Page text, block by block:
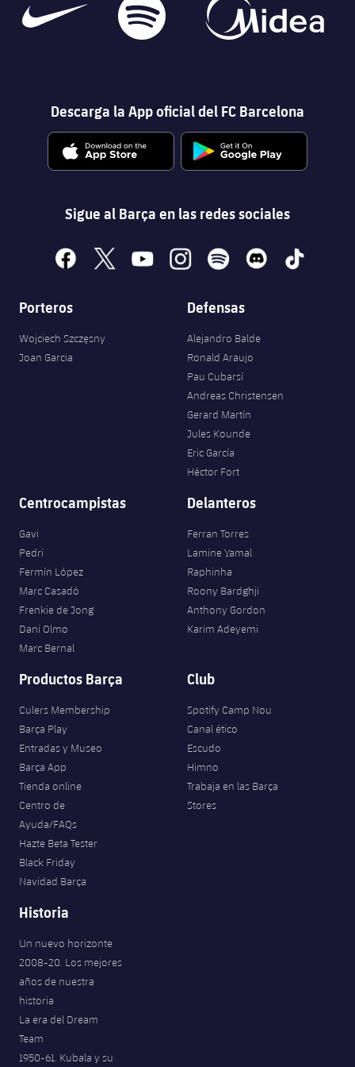
Descarga la App oficial del FC Barcelona
Sigue al Barça en las redes sociales
facebook
x youtubeinstagramspotify discord tiktok
Porteros
Wojciech Szczęsny
Joan Garcia
Defensas
Alejandro Balde
Ronald Araujo
Pau Cubarsí
Andreas Christensen
Gerard Martín
Jules Kounde
Eric García
Héctor Fort
Centrocampistas
Gavi
Pedri
Fermín López
Marc Casadó
Frenkie de Jong
Dani Olmo
Marc Bernal
Delanteros
Ferran Torres
Lamine Yamal
Raphinha
Roony Bardghji
Anthony Gordon
Karim Adeyemi
Productos Barça
Culers Membership
Barça Play
Entradas y Museo
Barça App
Tienda online
Centro de
Ayuda/FAQs
Hazte Beta Tester
Black Friday
Navidad Barça
Club
Spotify Camp Nou
Canal ético
Escudo
Himno
Trabaja en las Barça
Stores
Historia
Un nuevo horizonte
2008-20. Los mejores
años de nuestra
historia
La era del Dream
Team
1950-61. Kubala y su